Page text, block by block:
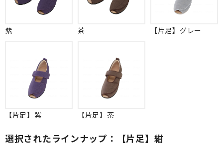
紫 茶 【片足】グレー
【片足】紫 【片足】茶
選択されたラインナップ：【片足】紺